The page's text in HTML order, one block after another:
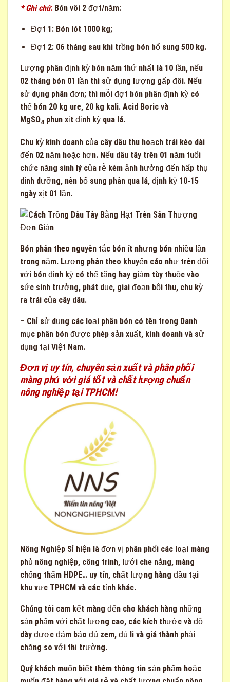
* Ghi chú: Bón vôi 2 đợt/năm:
Đợt 1: Bón lót 1000 kg;
Đợt 2: 06 tháng sau khi trồng bón bổ sung 500 kg.
Lượng phân định kỳ bón năm thứ nhất là 10 lần, nếu
02 tháng bón 01 lần thì sử dụng lượng gấp đôi. Nếu
sử dụng phân đơn; thì mỗi đợt bón phân định kỳ có
thể bón 20 kg ure, 20 kg kali. Acid Boric và
MgSO4 phun xịt định kỳ qua lá.
Chu kỳ kinh doanh của cây dâu thu hoạch trái kéo dài
đến 02 năm hoặc hơn. Nếu dâu tây trên 01 năm tuổi
chức năng sinh lý của rễ kém ảnh hưởng đến hấp thụ
dinh dưỡng, nên bổ sung phân qua lá, định kỳ 10-15
ngày xịt 01 lần.
Bón phân theo nguyên tắc bón ít nhưng bón nhiều lần
trong năm. Lượng phân theo khuyến cáo như trên đối
với bón định kỳ có thể tăng hay giảm tùy thuộc vào
sức sinh trưởng, phát dục, giai đoạn bội thu, chu kỳ
ra trái của cây dâu.
– Chỉ sử dụng các loại phân bón có tên trong Danh
mục phân bón được phép sản xuất, kinh doanh và sử
dụng tại Việt Nam.
Đơn vị uy tín, chuyên sản xuất và phân phối
màng phủ với giá tốt và chất lượng chuẩn
nông nghiệp tại TPHCM!
Nông Nghiệp Sỉ hiện là đơn vị phân phối các loại màng
phủ nông nghiệp, công trình, lưới che nắng, màng
chống thấm HDPE… uy tín, chất lượng hàng đầu tại
khu vực TPHCM và các tỉnh khác.
Chúng tôi cam kết màng đến cho khách hàng những
sản phẩm với chất lượng cao, các kích thước và độ
dày được đảm bảo đủ zem, đủ li và giá thành phải
chăng so với thị trường.
Quý khách muốn biết thêm thông tin sản phẩm hoặc